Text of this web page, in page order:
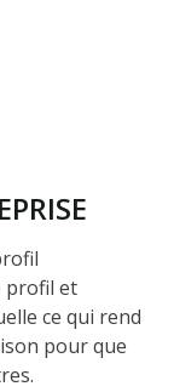
profil et
ce qui rend
pour que